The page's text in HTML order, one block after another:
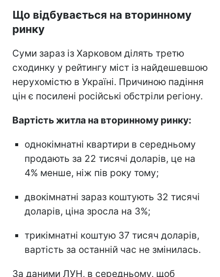
Що відбувається на вторинному
ринку
Суми зараз із Харковом ділять третю
сходинку у рейтингу міст із найдешевшою
нерухомістю в Україні. Причиною падіння
цін є посилені російські обстріли регіону.
Вартість житла на вторинному ринку:
однокімнатні квартири в середньому
продають за 22 тисячі доларів, це на
4% менше, ніж пів року тому;
двокімнатні зараз коштують 32 тисячі
доларів, ціна зросла на 3%;
трикімнатні коштую 37 тисяч доларів,
вартість за останній час не змінилась.
За даними ЛУН, в середньому, щоб